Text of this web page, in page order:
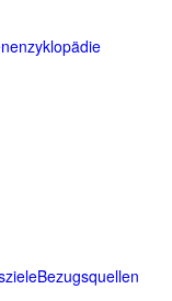
Bezugsquellen